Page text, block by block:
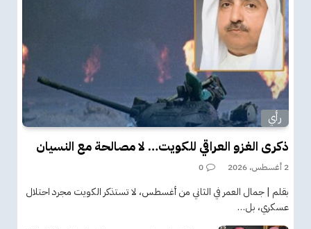
رأي
ذكرى الغزو العراقي للكويت… لا مصالحة مع النسيان
2 أغسطس، 2026 0
بقلم | جمال العمر في الثاني من أغسطس، لا تستذكر الكويت مجرد احتلال
عسكري، بل…